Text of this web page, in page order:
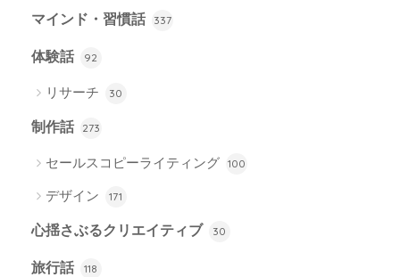
マインド・習慣話 337
体験話 92
リサーチ 30
制作話 273
セールスコピーライティング 100
デザイン 171
心揺さぶるクリエイティブ 30
旅行話 118